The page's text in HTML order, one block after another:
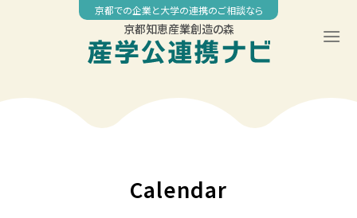
京都での企業と大学の連携のご相談なら
京都知恵産業創造の森
Calendar